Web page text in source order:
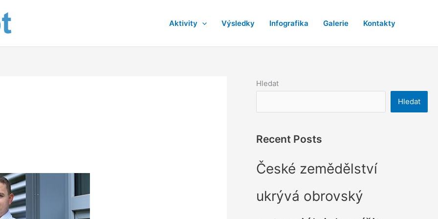
Aktivity Výsledky Infografika Galerie Kontakty
Hledat
Hledat
Recent Posts
České zemědělství
ukrývá obrovský